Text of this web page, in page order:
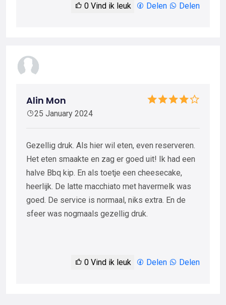
0 Vind ik leuk Delen Delen
Alin Mon
25 January 2024
Gezellig druk. Als hier wil eten, even reserveren.
Het eten smaakte en zag er goed uit! Ik had een
halve Bbq kip. En als toetje een cheesecake,
heerlijk. De latte macchiato met havermelk was
goed. De service is normaal, niks extra. En de
sfeer was nogmaals gezellig druk.
0 Vind ik leuk Delen Delen